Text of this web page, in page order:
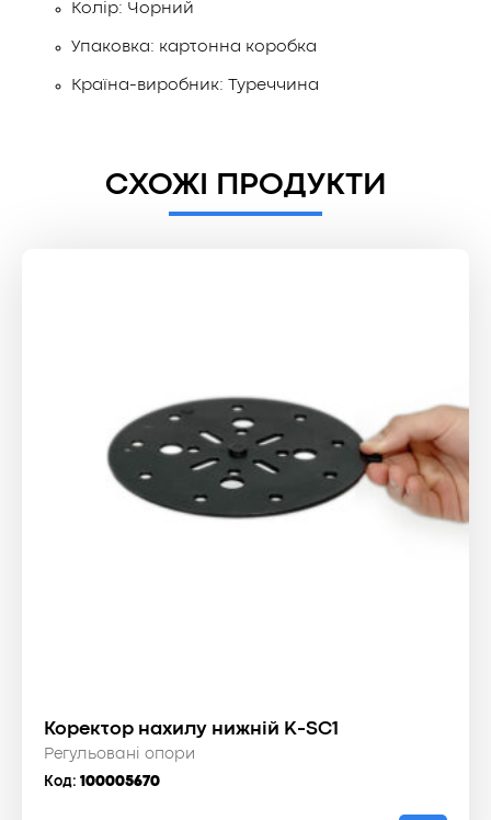
Колір: Чорний
Упаковка: картонна коробка
Країна-виробник: Туреччина
СХОЖІ ПРОДУКТИ
Коректор нахилу нижній K-SC1
Регульовані опори
Код: 100005670